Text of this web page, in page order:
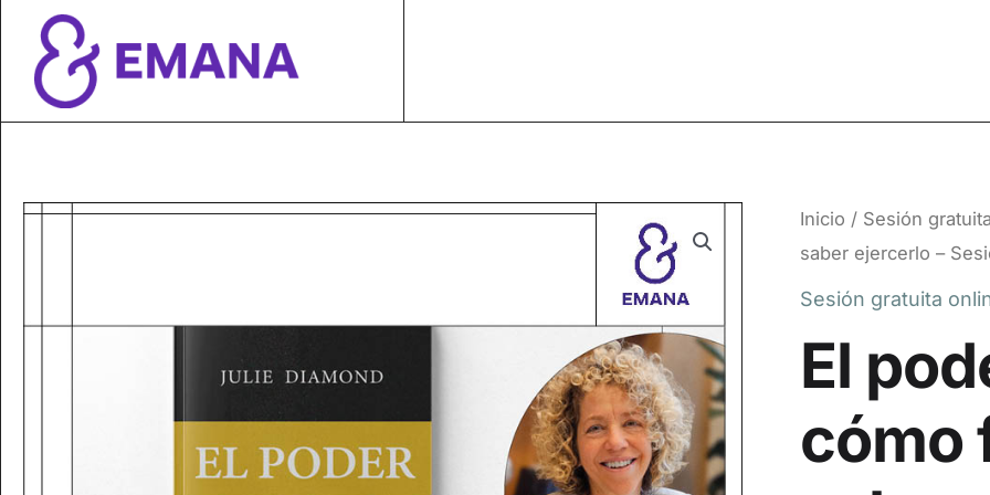
Inicio / Sesión
saber ejercerlo –
Sesión gratuita
El
cómo
El
entender
cómo
funciona
para
saber
ejercerlo
Sesión
gratuita